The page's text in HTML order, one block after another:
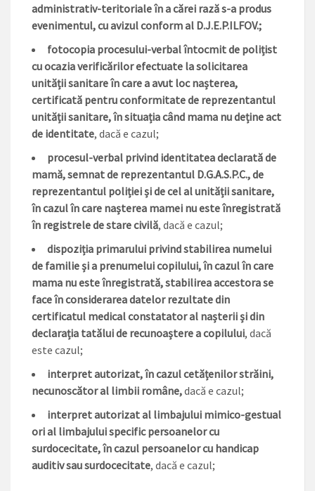
administrativ-teritoriale în a cărei rază s-a produs
evenimentul, cu avizul conform al D.J.E.P.ILFOV.;
fotocopia procesului-verbal întocmit de polițist
cu ocazia verificărilor efectuate la solicitarea
unității sanitare în care a avut loc nașterea,
certificată pentru conformitate de reprezentantul
unității sanitare, în situația când mama nu deține act
de identitate, dacă e cazul;
procesul-verbal privind identitatea declarată de
mamă, semnat de reprezentantul D.G.A.S.P.C., de
reprezentantul poliției și de cel al unității sanitare,
în cazul în care nașterea mamei nu este înregistrată
în registrele de stare civilă, dacă e cazul;
dispoziția primarului privind stabilirea numelui
de familie și a prenumelui copilului, în cazul în care
mama nu este înregistrată, stabilirea accestora se
face în considerarea datelor rezultate din
certificatul medical constatator al nașterii și din
declarația tatălui de recunoaștere a copilului, dacă
este cazul;
interpret autorizat, în cazul cetățenilor străini,
necunoscător al limbii române,dacă e cazul;
interpret autorizat al limbajului mimico-gestual
ori al limbajului specific persoanelor cu
surdocecitate, în cazul persoanelor cu handicap
auditiv sau surdocecitate, dacă e cazul;